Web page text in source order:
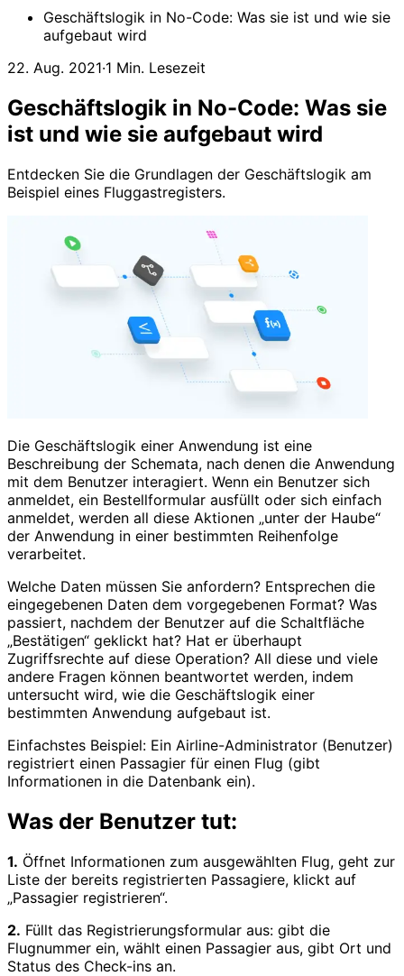
Geschäftslogik in No-Code: Was sie ist und wie sie
aufgebaut wird
22. Aug. 2021·1 Min. Lesezeit
Geschäftslogik in No-Code: Was sie
ist und wie sie aufgebaut wird
Entdecken Sie die Grundlagen der Geschäftslogik am
Beispiel eines Fluggastregisters.
Die Geschäftslogik einer Anwendung ist eine
Beschreibung der Schemata, nach denen die Anwendung
mit dem Benutzer interagiert. Wenn ein Benutzer sich
anmeldet, ein Bestellformular ausfüllt oder sich einfach
anmeldet, werden all diese Aktionen „unter der Haube“
der Anwendung in einer bestimmten Reihenfolge
verarbeitet.
Welche Daten müssen Sie anfordern? Entsprechen die
eingegebenen Daten dem vorgegebenen Format? Was
passiert, nachdem der Benutzer auf die Schaltfläche
„Bestätigen“ geklickt hat? Hat er überhaupt
Zugriffsrechte auf diese Operation? All diese und viele
andere Fragen können beantwortet werden, indem
untersucht wird, wie die Geschäftslogik einer
bestimmten Anwendung aufgebaut ist.
Einfachstes Beispiel: Ein Airline-Administrator (Benutzer)
registriert einen Passagier für einen Flug (gibt
Informationen in die Datenbank ein).
Was der Benutzer tut:
1. Öffnet Informationen zum ausgewählten Flug, geht zur
Liste der bereits registrierten Passagiere, klickt auf
„Passagier registrieren“.
2. Füllt das Registrierungsformular aus: gibt die
Flugnummer ein, wählt einen Passagier aus, gibt Ort und
Status des Check-ins an.